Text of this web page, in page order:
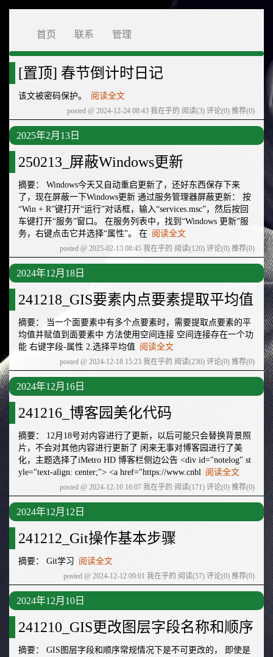
首页 联系 管理
[置顶] 春节倒计时日记
该文被密码保护。 阅读全文
posted @ 2024-12-24 08:43 我在乎的 阅读(3) 评论(0) 推荐(0)
2025年2月13日
250213_屏蔽Windows更新
摘要： Windows今天又自动重启更新了，还好东西保存下来
了，现在屏蔽一下Windows更新 通过服务管理器屏蔽更新： 按
“Win + R”键打开“运行”对话框，输入“services.msc”，然后按回
车键打开“服务”窗口。 在服务列表中，找到“Windows 更新”服
务，右键点击它并选择“属性”。 在 阅读全文
posted @ 2025-02-13 08:45 我在乎的 阅读(120) 评论(0) 推荐(0)
2024年12月18日
241218_GIS要素内点要素提取平均值
摘要： 当一个面要素中有多个点要素时，需要提取点要素的平
均值并赋值到面要素中 方法使用空间连接 空间连接存在一个功
能 右键字段-属性 2.选择平均值 阅读全文
posted @ 2024-12-18 15:23 我在乎的 阅读(236) 评论(0) 推荐(0)
2024年12月16日
241216_博客园美化代码
摘要： 12月18号对内容进行了更新，以后可能只会替换背景照
片，不会对其他内容进行更新了 闲来无事对博客园进行了美
化，主题选择了iMetro HD 博客栏侧边公告 <div id="notelog" st
yle="text-align: center;"> <a href="https://www.cnbl 阅读全文
posted @ 2024-12-16 16:07 我在乎的 阅读(171) 评论(0) 推荐(0)
2024年12月12日
241212_Git操作基本步骤
摘要： Git学习 阅读全文
posted @ 2024-12-12 09:01 我在乎的 阅读(57) 评论(0) 推荐(0)
2024年12月10日
241210_GIS更改图层字段名称和顺序
摘要： GIS图层字段和顺序常规情况下是不可更改的， 即使是